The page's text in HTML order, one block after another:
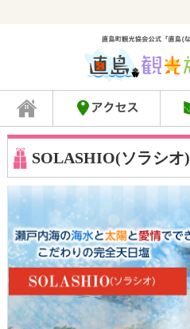
SOLASHIO(ソラシオ